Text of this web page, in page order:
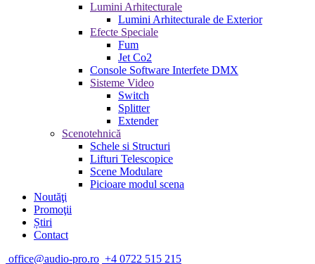
Lumini Arhitecturale
Lumini Arhitecturale de Exterior
Efecte Speciale
Fum
Jet Co2
Console Software Interfete DMX
Sisteme Video
Switch
Splitter
Extender
Scenotehnică
Schele si Structuri
Lifturi Telescopice
Scene Modulare
Picioare modul scena
Noutăţi
Promoţii
Știri
Contact
office@audio-pro.ro +4 0722 515 215